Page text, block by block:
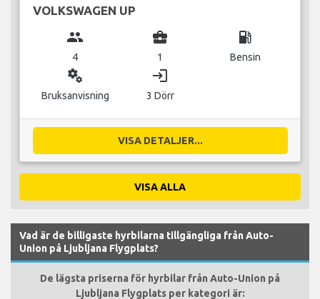
VOLKSWAGEN UP
group
4
business_center
1
local_gas_station
Bensin
miscellaneous_services
Bruksanvisning
login
3 Dörr
VISA DETALJER...
VISA ALLA
Vad är de billigaste hyrbilarna tillgängliga från Auto-
Union på Ljubljana Flygplats?
De lägsta priserna för hyrbilar från Auto-Union på
Ljubljana Flygplats per kategori är: